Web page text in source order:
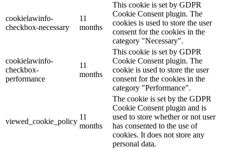
cookielawinfo-
checkbox-necessary
11
months
This cookie is set by GDPR
Cookie Consent plugin. The
cookies is used to store the user
consent for the cookies in the
category "Necessary".
cookielawinfo-
checkbox-
performance
11
months
This cookie is set by GDPR
Cookie Consent plugin. The
cookie is used to store the user
consent for the cookies in the
category "Performance".
viewed_cookie_policy
11
months
The cookie is set by the GDPR
Cookie Consent plugin and is
used to store whether or not user
has consented to the use of
cookies. It does not store any
personal data.